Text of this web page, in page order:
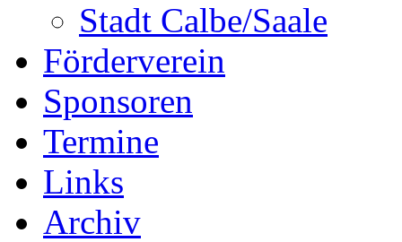
Stadt Calbe/Saale
Förderverein
Sponsoren
Termine
Links
Archiv